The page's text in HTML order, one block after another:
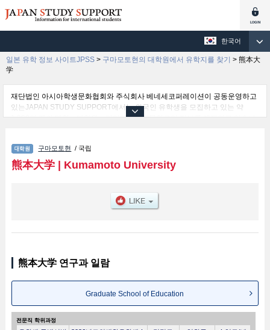
한국어
일본 유학 정보 사이트JPSS > 구마모토현의 대학원에서 유학지를 찾기 > 熊本大
学
재단법인 아시아학생문화협회와 주식회사 베네세코퍼레이션이 공동운영하고
있는JAPAN STUDY SUPPORT에서는 외국인 유학생을 모집하고 있는 약
1,300여 개의 대학・대학원・단기대학・전문학교의 정보를 게재하고 있습니
Education및Graduate School of Medical Sciences및Pharmaceutical
Science및Graduate School of Science and Technology및Graduate School
of Social and Cultural Sciences및Graduate School of Health Sciences 등의
국인 유학생에게 유익하고 필요한 정보를 게재하고 있으므로 많이 이용해 주시
구마모토현 / 국립
熊本大学| Kumamoto University
熊本大学 연구과 일람
Graduate School of Education
전문직 학위과정